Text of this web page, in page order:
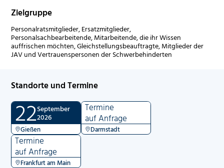
Zielgruppe
Personalratsmitglieder, Ersatzmitglieder,
Personalsachbearbeitende, Mitarbeitende, die ihr Wissen
auffrischen möchten, Gleichstellungsbeauftragte, Mitglieder der
JAV und Vertrauenspersonen der Schwerbehinderten
Standorte und Termine
22September
2026
Gießen
Termine
auf Anfrage
Darmstadt
Termine
auf Anfrage
Frankfurt am Main